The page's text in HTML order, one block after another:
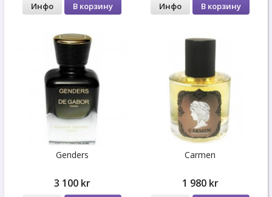
Инфо В корзину Инфо В корзину
Genders
3 100 kr
Carmen
1 980 kr